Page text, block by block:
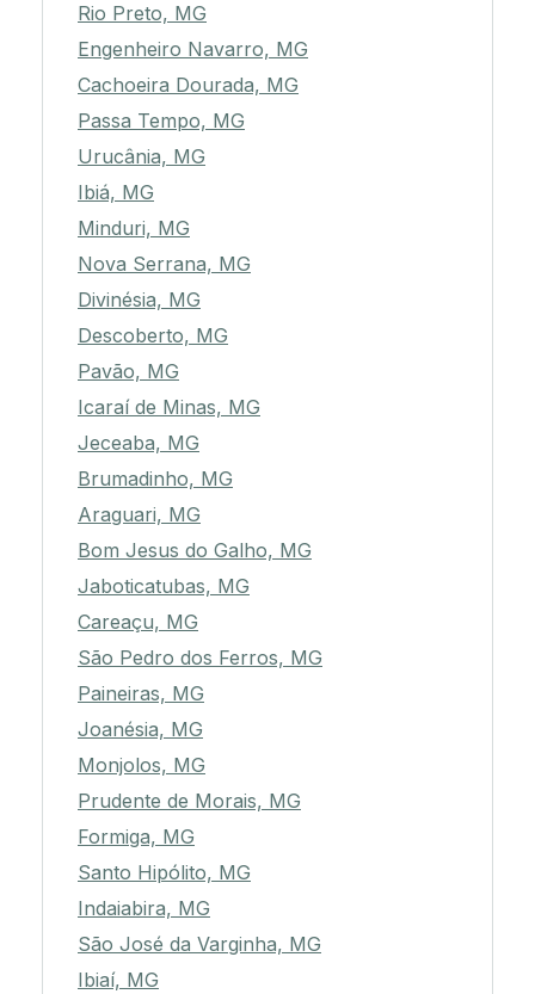
Rio Preto, MG
Engenheiro Navarro, MG
Cachoeira Dourada, MG
Passa Tempo, MG
Urucânia, MG
Ibiá, MG
Minduri, MG
Nova Serrana, MG
Divinésia, MG
Descoberto, MG
Pavão, MG
Icaraí de Minas, MG
Jeceaba, MG
Brumadinho, MG
Araguari, MG
Bom Jesus do Galho, MG
Jaboticatubas, MG
Careaçu, MG
São Pedro dos Ferros, MG
Paineiras, MG
Joanésia, MG
Monjolos, MG
Prudente de Morais, MG
Formiga, MG
Santo Hipólito, MG
Indaiabira, MG
São José da Varginha, MG
Ibiaí, MG